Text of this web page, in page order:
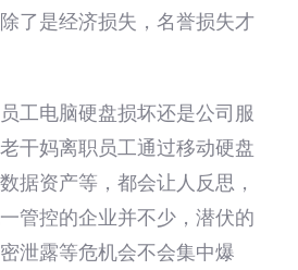
了是经济损失，名誉损失才
工电脑硬盘损坏还是公司服
干妈离职员工通过移动硬盘
据资产等，都会让人反思，
管控的企业并不少，潜伏的
泄露等危机会不会集中爆